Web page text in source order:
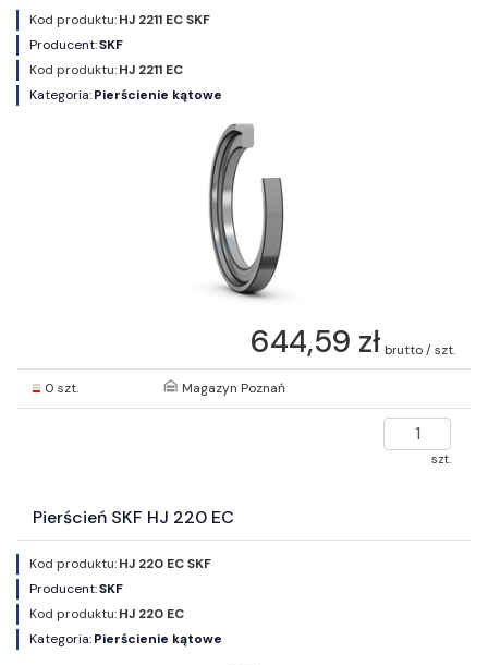
Kod produktu:HJ 2211 EC SKF
Producent:SKF
Kod produktu:HJ 2211 EC
Kategoria:Pierścienie kątowe
644,59 zł brutto / szt.
0 szt. Magazyn Poznań
szt.
Pierścień SKF HJ 220 EC
Kod produktu:HJ 220 EC SKF
Producent:SKF
Kod produktu:HJ 220 EC
Kategoria:Pierścienie kątowe